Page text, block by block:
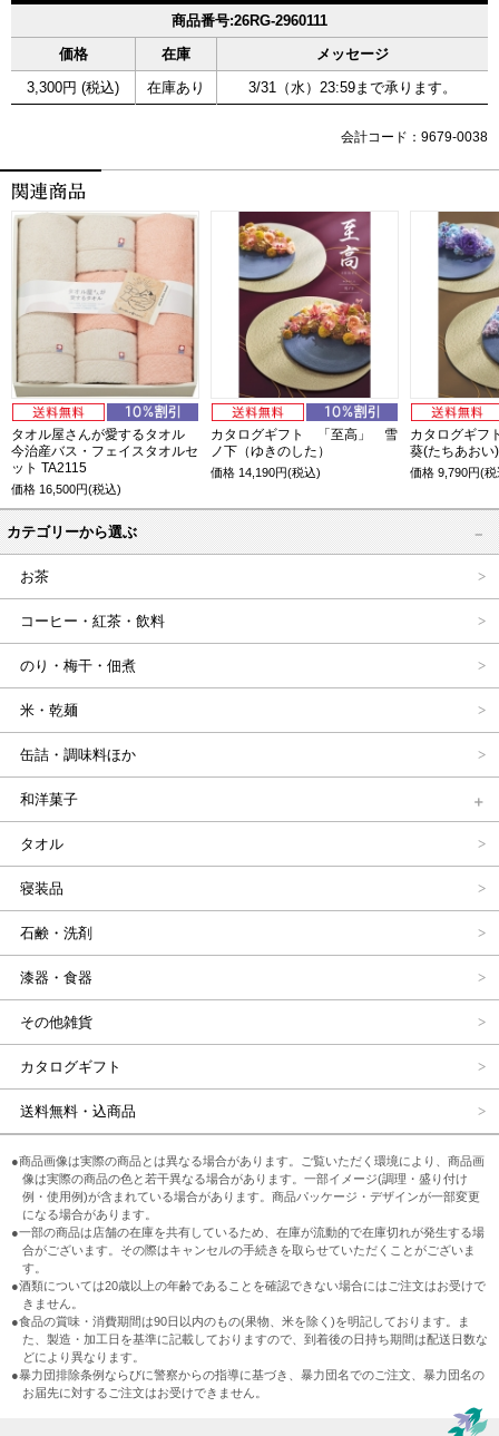
商品番号:26RG-2960111
価格
在庫
メッセージ
3,300円 (税込)
在庫あり 3/31（水）23:59まで承ります。
会計コード：9679-0038
タオル屋さんが愛するタオル
今治産バス・フェイスタオルセ
ット TA2115
価格 16,500円(税込)
カタログギフト 「至高」 雪
ノ下（ゆきのした）
価格 14,190円(税込)
カタログギ
葵(たちあおい)
価格9,790円(
カテゴリーから選ぶ
お茶
コーヒー・紅茶・飲料
のり・梅干・佃煮
米・乾麺
缶詰・調味料ほか
和洋菓子
タオル
寝装品
石鹸・洗剤
漆器・食器
その他雑貨
カタログギフト
送料無料・込商品
●商品画像は実際の商品とは異なる場合があります。ご覧いただく環境により、商品画
像は実際の商品の色と若干異なる場合があります。一部イメージ(調理・盛り付け
例・使用例)が含まれている場合があります。商品パッケージ・デザインが一部変更
になる場合があります。
●一部の商品は店舗の在庫を共有しているため、在庫が流動的で在庫切れが発生する場
合がございます。その際はキャンセルの手続きを取らせていただくことがございま
す。
●酒類については20歳以上の年齢であることを確認できない場合にはご注文はお受けで
きません。
●食品の賞味・消費期間は90日以内のもの(果物、米を除く)を明記しております。ま
た、製造・加工日を基準に記載しておりますので、到着後の日持ち期間は配送日数な
どにより異なります。
●暴力団排除条例ならびに警察からの指導に基づき、暴力団名でのご注文、暴力団名の
お届先に対するご注文はお受けできません。